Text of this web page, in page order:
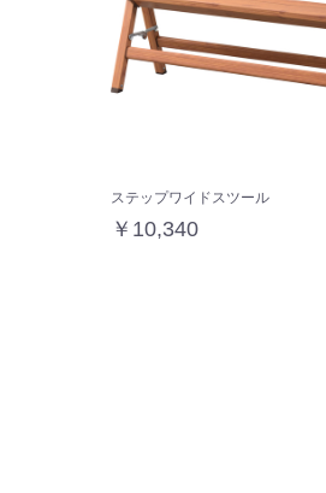
ステップワイドスツール
￥10,340